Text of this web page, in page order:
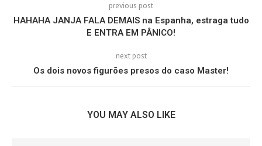
previous post
HAHAHA JANJA FALA DEMAIS na Espanha, estraga tudo
E ENTRA EM PÂNICO!
next post
Os dois novos figurões presos do caso Master!
YOU MAY ALSO LIKE